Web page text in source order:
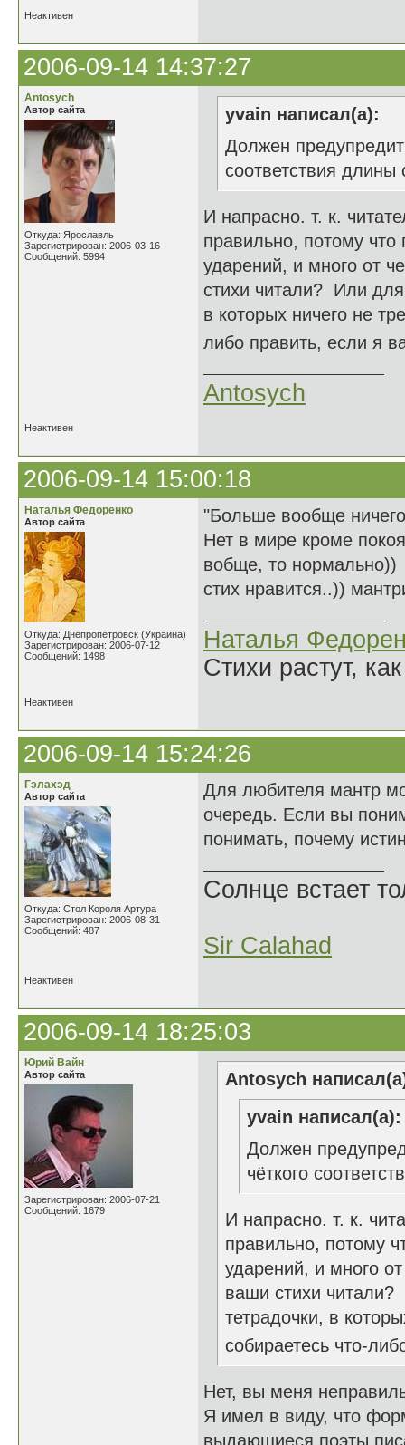
Неактивен
2006-09-14 14:37:27
Antosych
Автор сайта
Откуда: Ярославль
Зарегистрирован: 2006-03-16
Сообщений: 5994
yvain написал(а):
Должен
соответствия длины
И напрасно. т. к.
правильно, потому что
ударений, и много от
стихи читали? Или
в которых ничего не
либо править, если я
Antosych
Неактивен
2006-09-14 15:00:18
Наталья Федоренко
Автор сайта
Откуда: Днепропетровск (Украина)
Зарегистрирован: 2006-07-12
Сообщений: 1498
"Больше вообще ничего
Нет в мире кроме
вобще, то нормально))
стих нравится..))
Наталья
Стихи растут,
Неактивен
2006-09-14 15:24:26
Гэлахэд
Автор сайта
Откуда: Стол Короля Артура
Зарегистрирован: 2006-08-31
Сообщений: 487
Для любителя мантр
очередь. Если вы
понимать, почему
Солнце встает
Sir Calahad
Неактивен
2006-09-14 18:25:03
Юрий Вайн
Автор сайта
Зарегистрирован: 2006-07-21
Сообщений: 1679
Antosych
yvain написал(а):
Должен
чёткого
И напрасно. т. к.
правильно, потому
ударений, и много
ваши стихи
тетрадочки, в
собираетесь что-
Нет, вы меня
Я имел в виду, что
выдающиеся поэты